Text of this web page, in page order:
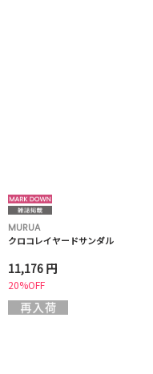
MURUA
クロコレイヤードサンダル
11,176 円
20%OFF